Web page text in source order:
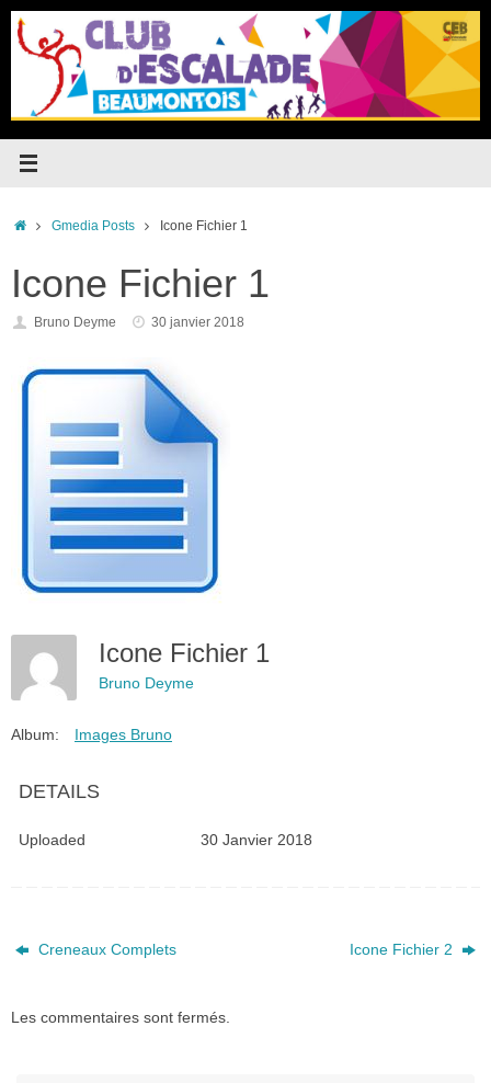
Passer
contenu
Accueil
Gmedia Posts Icone Fichier 1
Icone Fichier 1
Bruno Deyme 30 janvier 2018
Icone Fichier 1
Bruno Deyme
Album: Images Bruno
DETAILS
Uploaded 30 Janvier 2018
Creneaux Complets Icone Fichier 2
Les commentaires sont fermés.